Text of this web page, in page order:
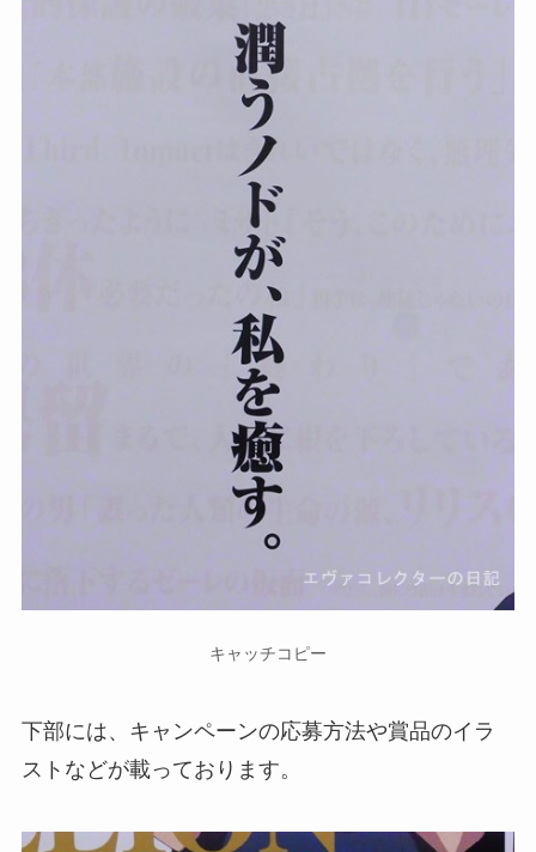
キャッチコピー
下部には、キャンペーンの応募方法や賞品のイラ
ストなどが載っております。